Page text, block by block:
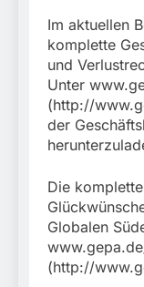
Im aktuellen
komplette
und
Unter
(http://
der
Die
Globalen
(http://